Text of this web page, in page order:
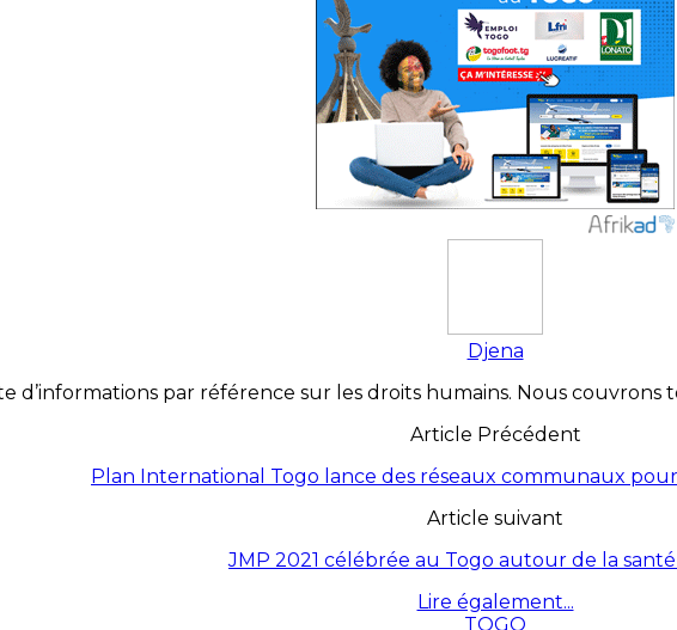
Djena
d’informations par référence sur les droits humains. Nous
Article Précédent
Plan International Togo lance des réseaux communaux
Article suivant
JMP 2021 célébrée au Togo autour de la
Lire également...
TOGO